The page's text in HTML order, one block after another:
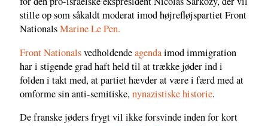
stille op som såkaldt moderat imod højrefløjspartiet Front
NationalsMarine Le Pen.
Front Nationalsvedholdendeagendaimod immigration
har i stigende grad haft held til at trække jøder ind i
folden i takt med, at partiet hævder at være i færd med at
omforme sin anti-semitiske,nynazistiske historie.
De franske jøders frygt vil ikke forsvinde inden for kort